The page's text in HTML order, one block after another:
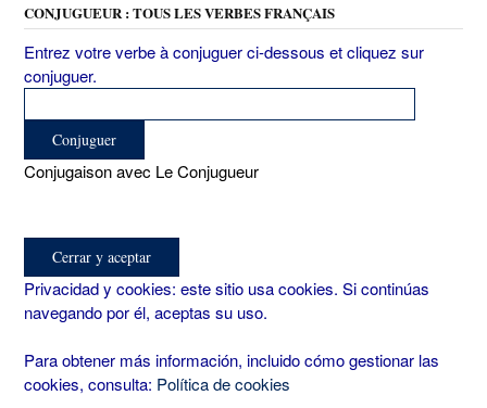
CONJUGUEUR : TOUS LES VERBES FRANÇAIS
Entrez votre verbe à conjuguer ci-dessous et cliquez sur
conjuguer.
Conjugaison avec Le Conjugueur
Privacidad y cookies: este sitio usa cookies. Si continúas
navegando por él, aceptas su uso.
Para obtener más información, incluido cómo gestionar las
cookies, consulta: Política de cookies